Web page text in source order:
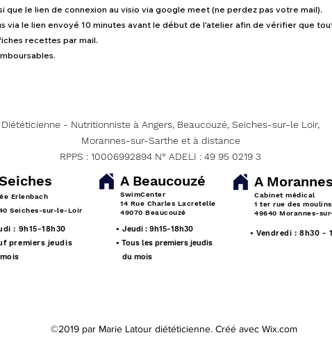
le lien de connexion au visio via google meet (ne perdez pas votre mail).
via le lien envoyé 10 minutes avant le début de l'atelier afin de vérifier que
recettes par mail.
Diététicienne - Nutritionniste à Angers, Beaucouzé, Seiches-sur-le Loir,
Morannes-sur-Sarthe et à distance
RPPS : 10006992894 N° ADELI : 49 95 0219 3
Erlenbach
Seiches-sur-le-Loir
: 9h15-18h30
premiers jeudis
SwimCenter
14 Rue Charles Lacretelle
49070 Beaucouzé
A Beaucouzé
•Jeudi : 9h15-18h30
• Tous les premiers jeudis
du mois
Cabinet médical
1 ter rue des moulins
49640 Morannes-
A Morannes
• Vendredi : 8h30 -
©2019 par Marie Latour diététicienne. Créé avec Wix.com